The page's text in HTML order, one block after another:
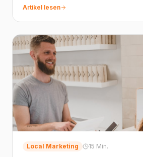
Artikel lesen
Local Marketing 15 Min.